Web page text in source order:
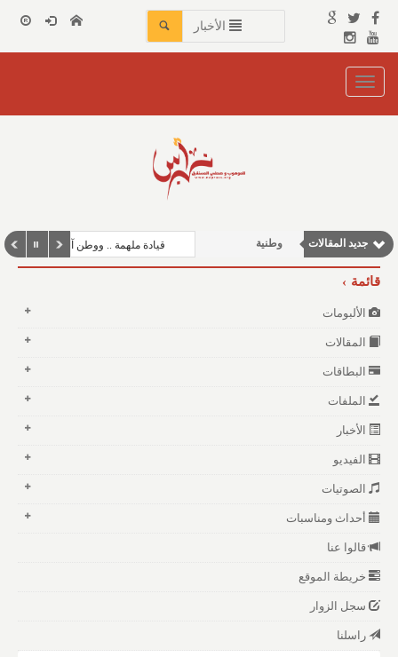
الأخبار
Toggle
navigation
جديد المقالات وطنية
نوافذ الثقافة و الأدب
قيادة ملهمة .. ووطن آمن
قائمة
الألبومات
المقالات
البطاقات
الملفات
الأخبار
الفيديو
الصوتيات
أحداث ومناسبات
قالوا عنا
خريطة الموقع
سجل الزوار
راسلنا